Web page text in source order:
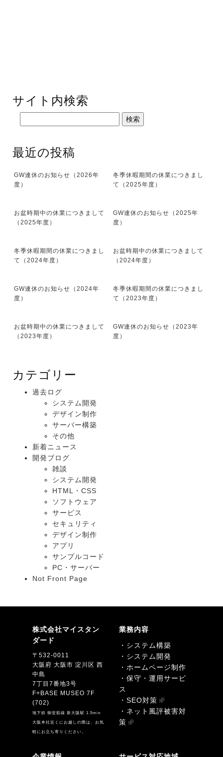
サイト内検索
最近の投稿
GW連休のお知らせ（2026年
度）
冬季休暇期間の休業につきまし
て（2025年度）
お盆時期中の休業につきまして
（2025年度）
GW連休のお知らせ（2025年
度）
冬季休暇期間の休業につきまし
て（2024年度）
お盆時期中の休業につきまして
（2024年度）
GW連休のお知らせ（2024年
度）
冬季休暇期間の休業につきまし
て（2023年度）
お盆時期中の休業につきまして
（2023年度）
GW連休のお知らせ（2023年
度）
カテゴリー
過去ログ
システム開発
デザイン制作
サーバー構築
その他
新着ニュース
開発ブログ
雑談
システム開発
HTML・CSS
ソフトウェア
サービス
セキュリティ
デザイン制作
アプリ
サンプルコード
PC・サーバー
Not Front Page
株式会社マイスタン
ダード
〒532-0011
大阪府 大阪市 淀川区 西
中島
7丁目7番地3号
F+BASE MUSEO 7F
(702)
地下鉄 御堂筋線 新大阪駅 1.5min
大阪本社近くにお越しの際は、お気
軽にお立ち寄りください。
業務内容
・システム構築
・システム開発
・ホームページ制作
・保守・運用サービ
ス
・SEO対策
・ネット風評被害対
策